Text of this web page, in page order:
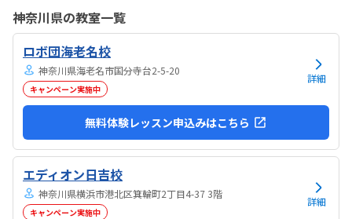
今のところありません。
神奈川県の教室一覧
ロボ団海老名校
神奈川県海老名市国分寺台2-5-20
キャンペーン実施中
詳細
無料体験レッスン申込みはこちら
エディオン日吉校
神奈川県横浜市港北区箕輪町2丁目4-37 3階
キャンペーン実施中
詳細